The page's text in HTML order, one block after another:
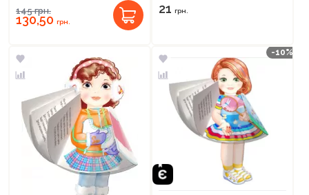
145грн.
130,50 грн.
21 грн.
-10%